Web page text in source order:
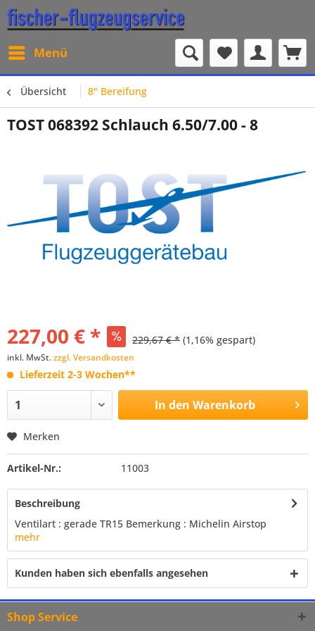
Menü
Übersicht 8" Bereifung
TOST 068392 Schlauch 6.50/7.00 - 8
227,00 € * 229,67 € * (1,16% gespart)
inkl. MwSt.zzgl. Versandkosten
Lieferzeit 2-3 Wochen**
In den Warenkorb
Merken
Artikel-Nr.: 11003
Beschreibung
Ventilart : gerade TR15 Bemerkung : Michelin Airstop
mehr
Kunden haben sich ebenfalls angesehen
Shop Service